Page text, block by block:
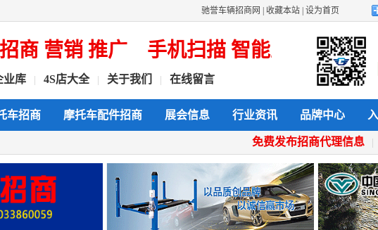
驰誉车辆招商网 收藏本站 设为首页
营销 推广 手机扫描 智能上传 发布 查
业库 4S店大全 关于我们 在线留言
车招商 摩托车配件招商 展会信息 行业资讯 品牌中心
免费发布招商代理信息